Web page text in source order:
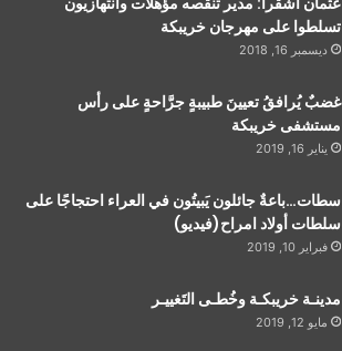
تسلطوا على مهرجان خريبكة
ديسمبر 16, 2018
غضبٌ يُرافقُ تعيينَ طبيبةٍ جرَّاحةٍ على رأس
مستشفى خريبكة
يناير 16, 2019
سطات…باعةٌ جائلون يَبيتُون في العراء احتجاجًا على
سلطات أولاد امراح(فيديو)
فبراير 10, 2019
مدينـة خريبكـة وخُطـى التَغييـر
مايو 12, 2019